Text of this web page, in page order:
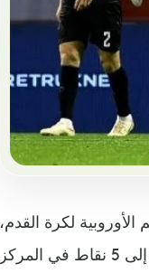
لكرة القدم،
بعد فوزه على ضيفه الدانماركي 2-1، ورفع المنتخب الفرنسي رصيده إلى 5 نقاط في المركز